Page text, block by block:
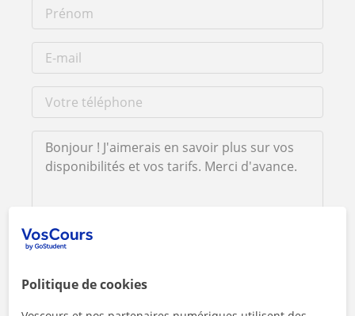
En cliquant sur l'un des deux boutons, vous acceptez nos
mentions légales
Contacter maintenant
Politique de cookies